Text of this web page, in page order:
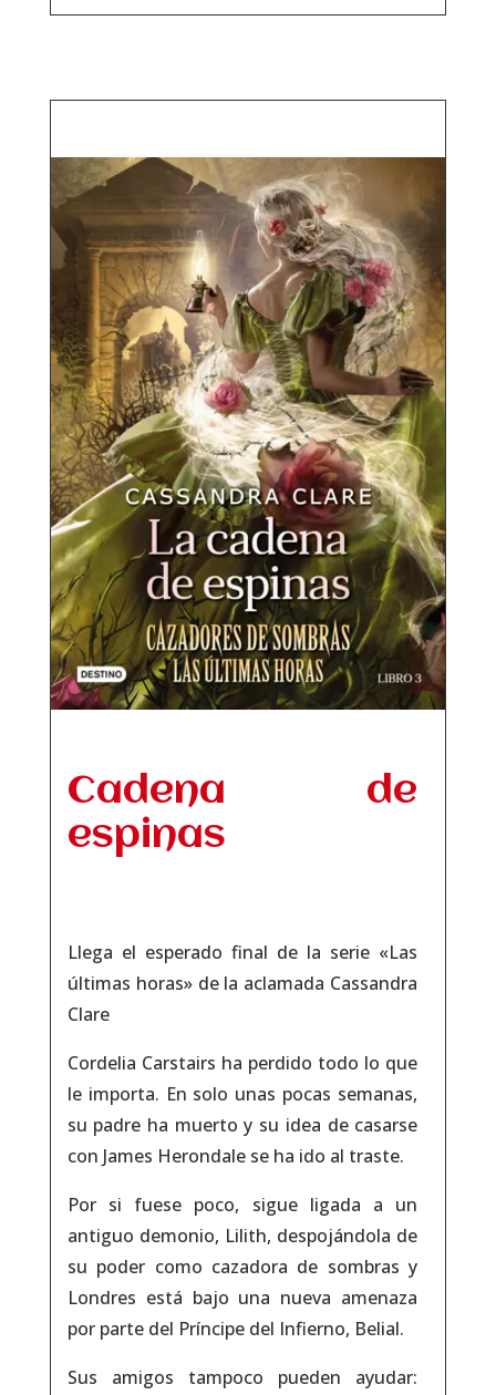
Cadena de
espinas
Llega el esperado final de la serie «Las
últimas horas»de la aclamada Cassandra
Clare
Cordelia Carstairs ha perdido todo lo que
le importa. En solo unas pocas semanas,
su padre ha muerto y su idea de casarse
con James Herondale se ha ido al traste.
Por si fuese poco, sigue ligada a un
antiguo demonio, Lilith, despojándola de
su poder como cazadora de sombras y
Londres está bajo una nueva amenaza
por parte del Príncipe del Infierno, Belial.
Sus amigos tampoco pueden ayudar: